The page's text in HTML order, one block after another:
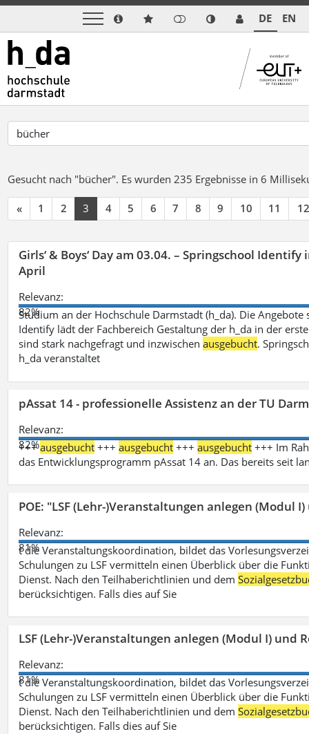
DE EN
Gesucht nach "bücher". Es wurden 235 Ergebnisse in 6
« 1 2 3 4 5 6 7 8 9 10 11 12
Girls‘ & Boys‘ Day am 03.04. – Springschool
April
Relevanz:
82%
Studium an der Hochschule Darmstadt (h_da). Die
Identify lädt der Fachbereich Gestaltung der h_da in der
sind stark nachgefragt und inzwischenausgebucht.
h_da veranstaltet
pAssat 14 - professionelle Assistenz an der TU
Relevanz:
82%
+++ausgebucht +++ausgebucht +++ausgebucht +++ Im
das Entwicklungsprogramm pAssat 14 an. Das bereits seit
POE: "LSF (Lehr-)Veranstaltungen anlegen (Modul
Relevanz:
81%
t die Veranstaltungskoordination, bildet das
Schulungen zu LSF vermitteln einen Überblick über die
Dienst. Nach den Teilhaberichtlinien und dem
berücksichtigen. Falls dies auf Sie
LSF (Lehr-)Veranstaltungen anlegen (Modul I) und
Relevanz:
81%
t die Veranstaltungskoordination, bildet das
Schulungen zu LSF vermitteln einen Überblick über die
Dienst. Nach den Teilhaberichtlinien und dem
berücksichtigen. Falls dies auf Sie